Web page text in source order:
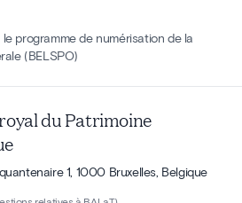
programme de numérisation de la
(BELSPO)
du Patrimoine
1, 1000 Bruxelles, Belgique